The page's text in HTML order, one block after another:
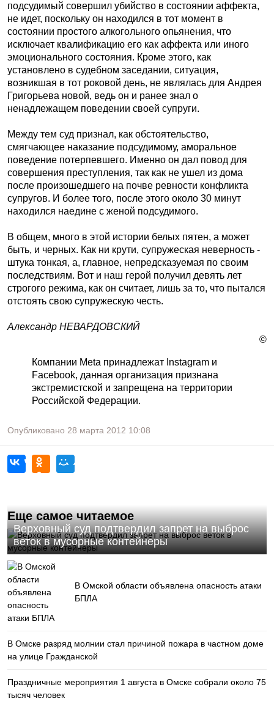
подсудимый совершил убийство в состоянии аффекта,
не идет, поскольку он находился в тот момент в
состоянии простого алкогольного опьянения, что
исключает квалификацию его как аффекта или иного
эмоционального состояния. Кроме этого, как
установлено в судебном заседании, ситуация,
возникшая в тот роковой день, не являлась для Андрея
Григорьева новой, ведь он и ранее знал о
ненадлежащем поведении своей супруги.
Между тем суд признал, как обстоятельство,
смягчающее наказание подсудимому, аморальное
поведение потерпевшего. Именно он дал повод для
совершения преступления, так как не ушел из дома
после произошедшего на почве ревности конфликта
супругов. И более того, после этого около 30 минут
находился наедине с женой подсудимого.
В общем, много в этой истории белых пятен, а может
быть, и черных. Как ни крути, супружеская неверность -
штука тонкая, а, главное, непредсказуемая по своим
последствиям. Вот и наш герой получил девять лет
строгого режима, как он считает, лишь за то, что пытался
отстоять свою супружескую честь.
Александр НЕВАРДОВСКИЙ
©
Компании Meta принадлежат Instagram и
Facebook, данная организация признана
экстремистской и запрещена на территории
Российской Федерации.
Опубликовано 28 марта 2012 10:08
Еще самое читаемое
Верховный суд подтвердил запрет на выброс
веток в мусорные контейнеры
В Омской области объявлена опасность атаки
БПЛА
В Омске разряд молнии стал причиной пожара в частном доме
на улице Гражданской
Праздничные мероприятия 1 августа в Омске собрали около 75
тысяч человек